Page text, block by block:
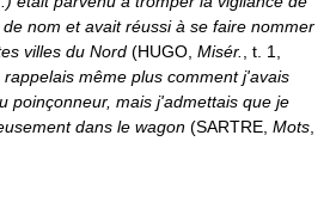
nom et avait réussi à se faire nommer
villes du Nord (HUGO, Misér.
, t. 1,
rappelais même plus comment j'avais
poinçonneur, mais j'admettais que je
dans le wagon (SARTRE, Mots